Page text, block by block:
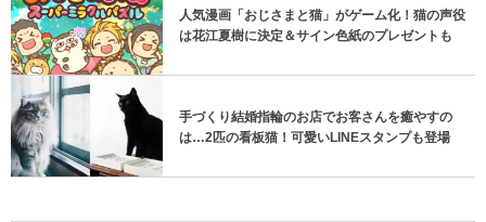
人気漫画「おじさまと猫」がゲーム化！猫の声役
は花江夏樹に決定＆サイン色紙のプレゼントも
手づくり結婚指輪のお店でお客さんを癒やすの
は…2匹の看板猫！可愛いLINEスタンプも登場